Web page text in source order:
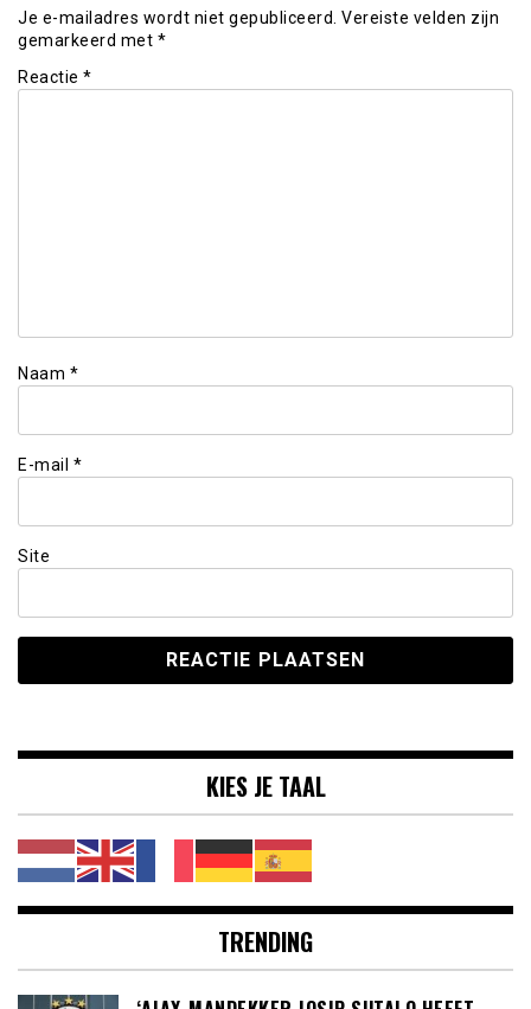
Je e-mailadres wordt niet gepubliceerd. Vereiste velden zijn
gemarkeerd met *
Reactie *
Naam *
E-mail *
Site
KIES JE TAAL
TRENDING